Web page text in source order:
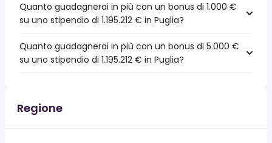
Quanto guadagnerai in più con un bonus di 1.000 €
su uno stipendio di 1.195.212 € in Puglia?
Quanto guadagnerai in più con un bonus di 5.000 €
su uno stipendio di 1.195.212 € in Puglia?
Regione